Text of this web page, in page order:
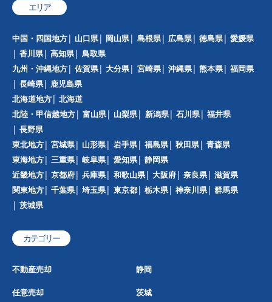
エリア
中国・四国地方 山口県 岡山県 島根県 広島県 徳島県
愛媛県
香川県
高知県
鳥取県
九州・沖縄地方
佐賀県 大分県 宮崎県 沖縄県 熊本県
福岡県
長崎県
鹿児島県
北海道地方
北海道
北陸・甲信越地方
富山県 山梨県 新潟県 石川県
福井県
長野県
東北地方
宮城県 山形県 岩手県 福島県 秋田県
青森県
東海地方
三重県 岐阜県 愛知県
静岡県
近畿地方
京都府 兵庫県 和歌山県 大阪府 奈良県
滋賀県
関東地方
千葉県 埼玉県 東京都 栃木県 神奈川県
群馬県
茨城県
カテゴリー
不動産売却 静岡
任意売却 茨城